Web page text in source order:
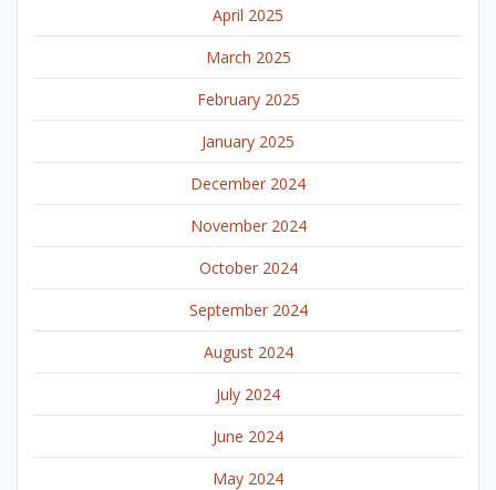
April 2025
March 2025
February 2025
January 2025
December 2024
November 2024
October 2024
September 2024
August 2024
July 2024
June 2024
May 2024